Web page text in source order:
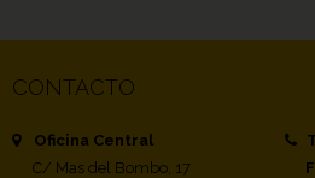
CONTACTO
Oficina Central
C/ Mas del Bombo, 17